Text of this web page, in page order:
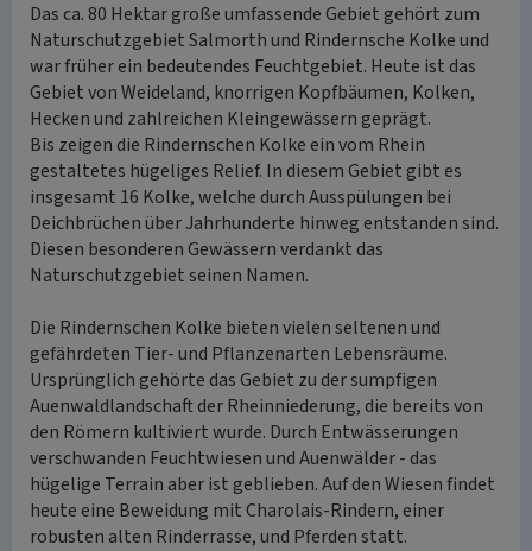
Das ca. 80 Hektar große umfassende Gebiet gehört zum
Naturschutzgebiet Salmorth und Rindernsche Kolke und
war früher ein bedeutendes Feuchtgebiet. Heute ist das
Gebiet von Weideland, knorrigen Kopfbäumen, Kolken,
Hecken und zahlreichen Kleingewässern geprägt.
Bis zeigen die Rindernschen Kolke ein vom Rhein
gestaltetes hügeliges Relief. In diesem Gebiet gibt es
insgesamt 16 Kolke, welche durch Ausspülungen bei
Deichbrüchen über Jahrhunderte hinweg entstanden sind.
Diesen besonderen Gewässern verdankt das
Naturschutzgebiet seinen Namen.
Die Rindernschen Kolke bieten vielen seltenen und
gefährdeten Tier- und Pflanzenarten Lebensräume.
Ursprünglich gehörte das Gebiet zu der sumpfigen
Auenwaldlandschaft der Rheinniederung, die bereits von
den Römern kultiviert wurde. Durch Entwässerungen
verschwanden Feuchtwiesen und Auenwälder - das
hügelige Terrain aber ist geblieben. Auf den Wiesen findet
heute eine Beweidung mit Charolais-Rindern, einer
robusten alten Rinderrasse, und Pferden statt.